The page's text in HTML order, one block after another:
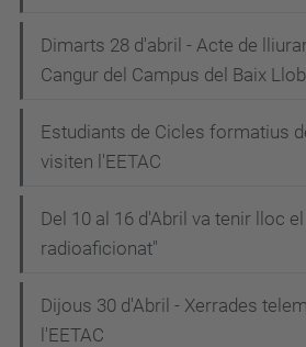
Dimarts 28 d'abril - Acte de
Cangur del Campus del Baix
Estudiants de Cicles formatius
visiten l'EETAC
Del 10 al 16 d'Abril va tenir lloc
radioaficionat"
Dijous 30 d'Abril - Xerrades
l'EETAC